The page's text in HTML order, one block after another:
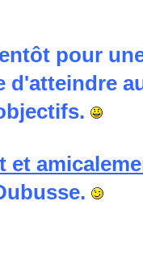
pour
d'atteindre
et